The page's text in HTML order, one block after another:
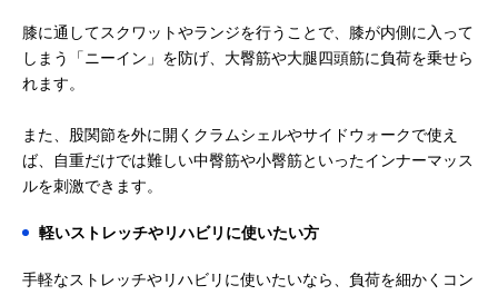
膝に通してスクワットやランジを行うことで、膝が内側に入って
しまう「ニーイン」を防げ、大臀筋や大腿四頭筋に負荷を乗せら
れます。
また、股関節を外に開くクラムシェルやサイドウォークで使え
ば、自重だけでは難しい中臀筋や小臀筋といったインナーマッス
ルを刺激できます。
軽いストレッチやリハビリに使いたい方
手軽なストレッチやリハビリに使いたいなら、負荷を細かくコン